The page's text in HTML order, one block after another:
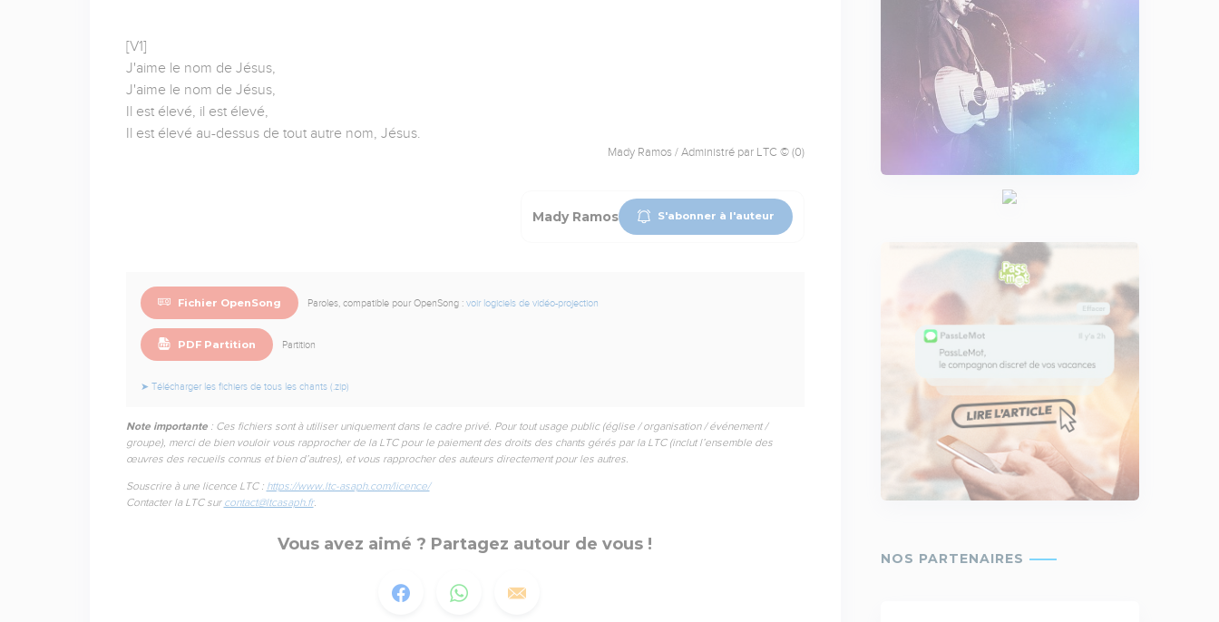
[V1]
J'aime le nom de Jésus,
J'aime le nom de Jésus,
Il est élevé, il est élevé,
Il est élevé au-dessus de tout autre nom, Jésus.
Mady Ramos / Administré par LTC © (0)
Mady Ramos S'abonner à l'auteur
Fichier OpenSong Paroles, compatible pour OpenSong :voir logiciels de vidéo-projection
PDF Partition Partition
➤ Télécharger les fichiers de tous les chants (.zip)
Note importante: Ces fichiers sont à utiliser uniquement dans le cadre privé. Pour tout usage public (église / organisation / événement /
groupe), merci de bien vouloir vous rapprocher de la LTC pour le paiement des droits des chants gérés par la LTC (inclut l’ensemble des
œuvres des recueils connus et bien d’autres), et vous rapprocher des auteurs directement pour les autres.
Souscrire à une licence LTC : https://www.ltc-asaph.com/licence/
Contacter la LTC sur contact@ltcasaph.fr.
Vous avez aimé ? Partagez autour de vous !